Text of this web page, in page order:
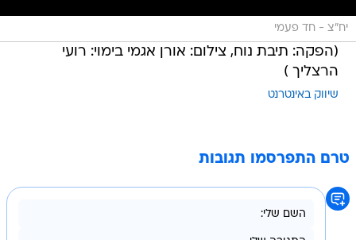
יח"צ - חד פעמי
(הפקה: תיבת נוח, צילום: אורן אגמי בימוי: רועי
הרצליך )
שיווק באינטרנט
טרם התפרסמו תגובות